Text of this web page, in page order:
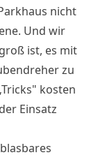
nicht
Und wir
ist, es mit
zu
kosten
Einsatz